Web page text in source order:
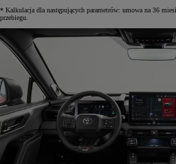
* Kalkulacja dla następujących parametrów: umowa na 36
przebiegu.